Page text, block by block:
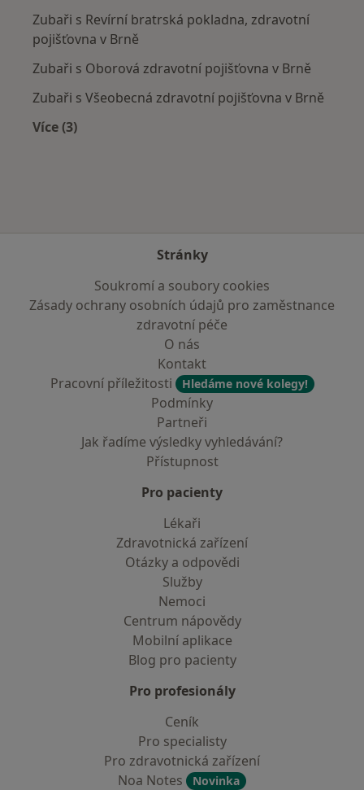
Zubaři s Revírní bratrská pokladna, zdravotní
pojišťovna v Brně
Zubaři s Oborová zdravotní pojišťovna v Brně
Zubaři s Všeobecná zdravotní pojišťovna v Brně
Více (3)
Stránky
Soukromí a soubory cookies
Zásady ochrany osobních údajů pro zaměstnance
zdravotní péče
O nás
Kontakt
Pracovní příležitosti
Hledáme nové kolegy!
Podmínky
Partneři
Jak řadíme výsledky vyhledávání?
Přístupnost
Pro pacienty
Lékaři
Zdravotnická zařízení
Otázky a odpovědi
Služby
Nemoci
Centrum nápovědy
Mobilní aplikace
Blog pro pacienty
Pro profesionály
Ceník
Pro specialisty
Pro zdravotnická zařízení
Noa Notes
Novinka